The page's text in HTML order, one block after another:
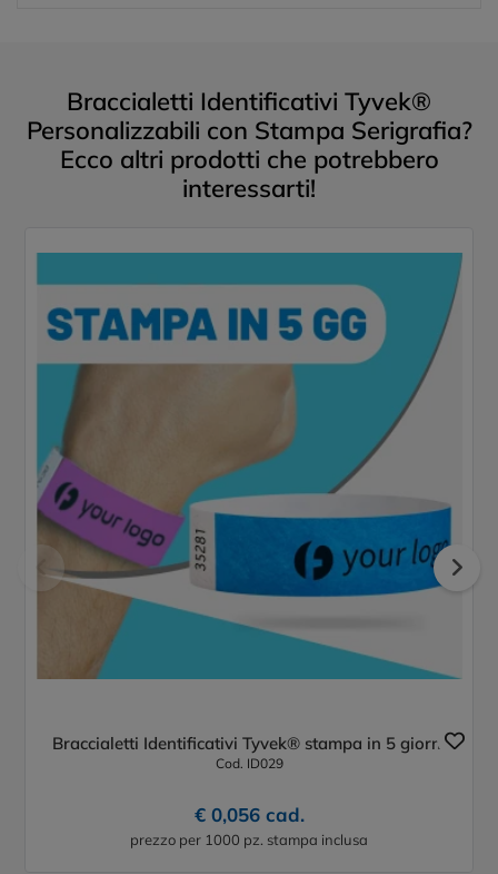
Braccialetti Identificativi Tyvek®
Personalizzabili con Stampa Serigrafia?
Ecco altri prodotti che potrebbero
interessarti!
Braccialetti Identificativi Tyvek® stampa in 5 giorni
Cod. ID029
€ 0,056 cad.
prezzo per 1000 pz. stampa inclusa